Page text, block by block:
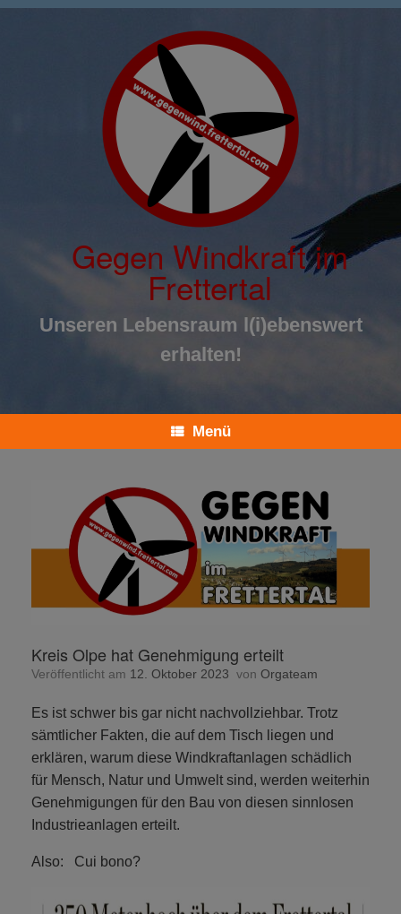
Zum
Gegen Windkraft im
Frettertal
Unseren Lebensraum l(i)ebenswert
erhalten!
Menü
Kreis Olpe hat Genehmigung erteilt
Veröffentlicht am 12. Oktober 2023 von Orgateam
Es ist schwer bis gar nicht nachvollziehbar. Trotz
sämtlicher Fakten, die auf dem Tisch liegen und
erklären, warum diese Windkraftanlagen schädlich
für Mensch, Natur und Umwelt sind, werden weiterhin
Genehmigungen für den Bau von diesen sinnlosen
Industrieanlagen erteilt.
Also: Cui bono?